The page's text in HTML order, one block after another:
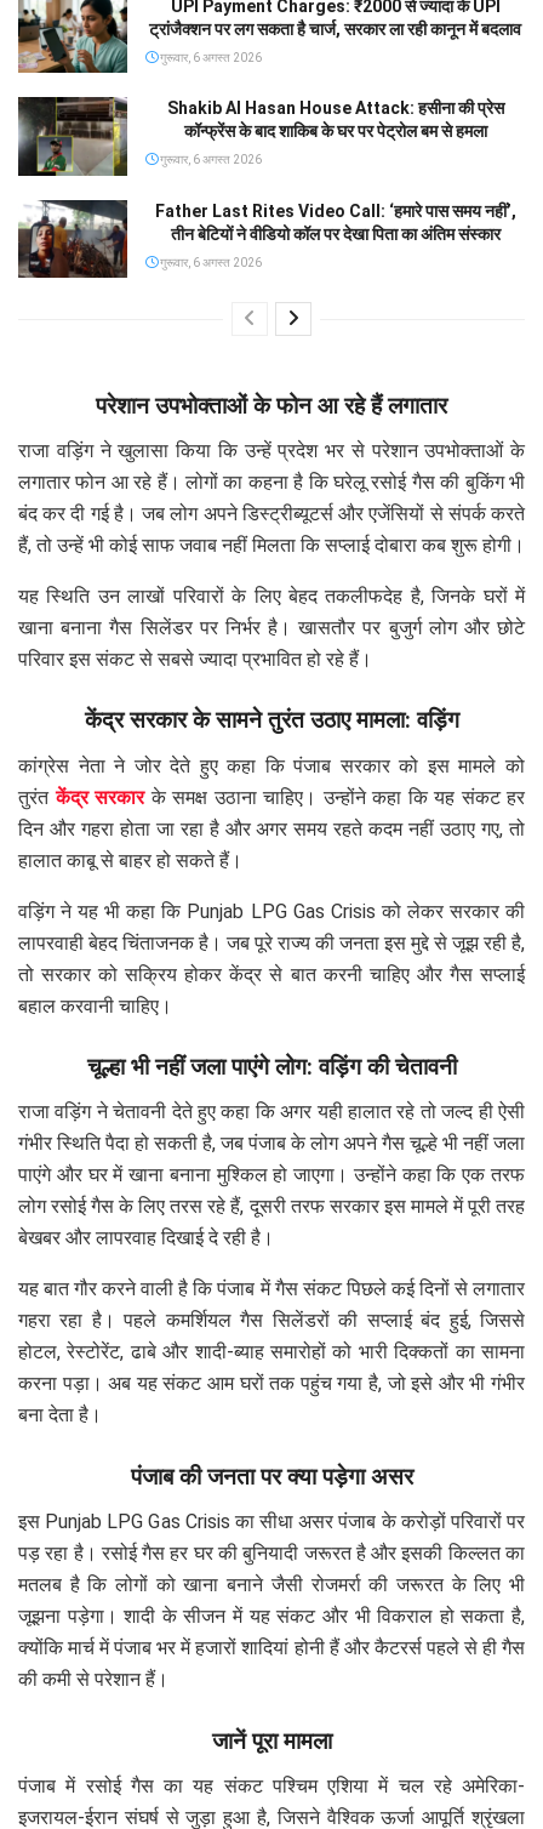
UPI Payment Charges: ₹2000 से ज्यादा के UPI
ट्रांजैक्शन पर लग सकता है चार्ज, सरकार ला रही कानून में बदलाव
गुरूवार, 6 अगस्त 2026
Shakib Al Hasan House Attack: हसीना की प्रेस
कॉन्फ्रेंस के बाद शाकिब के घर पर पेट्रोल बम से हमला
गुरूवार, 6 अगस्त 2026
Father Last Rites Video Call: ‘हमारे पास समय नहीं’,
तीन बेटियों ने वीडियो कॉल पर देखा पिता का अंतिम संस्कार
गुरूवार, 6 अगस्त 2026
परेशान उपभोक्ताओं के फोन आ रहे हैं लगातार
राजा वड़िंग ने खुलासा किया कि उन्हें प्रदेश भर से परेशान उपभोक्ताओं के
लगातार फोन आ रहे हैं। लोगों का कहना है कि घरेलू रसोई गैस की बुकिंग भी
बंद कर दी गई है। जब लोग अपने डिस्ट्रीब्यूटर्स और एजेंसियों से संपर्क करते
हैं, तो उन्हें भी कोई साफ जवाब नहीं मिलता कि सप्लाई दोबारा कब शुरू होगी।
यह स्थिति उन लाखों परिवारों के लिए बेहद तकलीफदेह है, जिनके घरों में
खाना बनाना गैस सिलेंडर पर निर्भर है। खासतौर पर बुजुर्ग लोग और छोटे
परिवार इस संकट से सबसे ज्यादा प्रभावित हो रहे हैं।
केंद्र सरकार के सामने तुरंत उठाए मामला: वड़िंग
कांग्रेस नेता ने जोर देते हुए कहा कि पंजाब सरकार को इस मामले को
तुरंतकेंद्र सरकारके समक्ष उठाना चाहिए। उन्होंने कहा कि यह संकट हर
दिन और गहरा होता जा रहा है और अगर समय रहते कदम नहीं उठाए गए, तो
हालात काबू से बाहर हो सकते हैं।
वड़िंग ने यह भी कहा कि Punjab LPG Gas Crisis को लेकर सरकार की
लापरवाही बेहद चिंताजनक है। जब पूरे राज्य की जनता इस मुद्दे से जूझ रही है,
तो सरकार को सक्रिय होकर केंद्र से बात करनी चाहिए और गैस सप्लाई
बहाल करवानी चाहिए।
चूल्हा भी नहीं जला पाएंगे लोग: वड़िंग की चेतावनी
राजा वड़िंग ने चेतावनी देते हुए कहा कि अगर यही हालात रहे तो जल्द ही ऐसी
गंभीर स्थिति पैदा हो सकती है, जब पंजाब के लोग अपने गैस चूल्हे भी नहीं जला
पाएंगे और घर में खाना बनाना मुश्किल हो जाएगा। उन्होंने कहा कि एक तरफ
लोग रसोई गैस के लिए तरस रहे हैं, दूसरी तरफ सरकार इस मामले में पूरी तरह
बेखबर और लापरवाह दिखाई दे रही है।
यह बात गौर करने वाली है कि पंजाब में गैस संकट पिछले कई दिनों से लगातार
गहरा रहा है। पहले कमर्शियल गैस सिलेंडरों की सप्लाई बंद हुई, जिससे
होटल, रेस्टोरेंट, ढाबे और शादी-ब्याह समारोहों को भारी दिक्कतों का सामना
करना पड़ा। अब यह संकट आम घरों तक पहुंच गया है, जो इसे और भी गंभीर
बना देता है।
पंजाब की जनता पर क्या पड़ेगा असर
इस Punjab LPG Gas Crisis का सीधा असर पंजाब के करोड़ों परिवारों पर
पड़ रहा है। रसोई गैस हर घर की बुनियादी जरूरत है और इसकी किल्लत का
मतलब है कि लोगों को खाना बनाने जैसी रोजमर्रा की जरूरत के लिए भी
जूझना पड़ेगा। शादी के सीजन में यह संकट और भी विकराल हो सकता है,
क्योंकि मार्च में पंजाब भर में हजारों शादियां होनी हैं और कैटरर्स पहले से ही गैस
की कमी से परेशान हैं।
जानें पूरा मामला
पंजाब में रसोई गैस का यह संकट पश्चिम एशिया में चल रहे अमेरिका-
इजरायल-ईरान संघर्ष से जुड़ा हुआ है, जिसने वैश्विक ऊर्जा आपूर्ति श्रृंखला